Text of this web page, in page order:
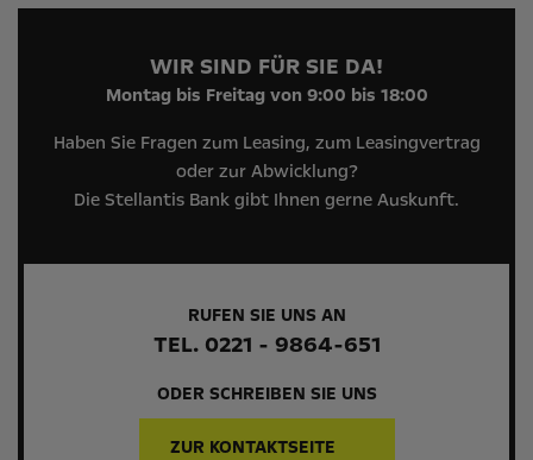
WIR SIND FÜR SIE DA!
Montag bis Freitag von 9:00 bis 18:00
Haben Sie Fragen zum Leasing, zum Leasingvertrag
oder zur Abwicklung?
Die Stellantis Bank gibt Ihnen gerne Auskunft.
RUFEN SIE UNS AN
TEL. 0221 - 9864-651
ODER SCHREIBEN SIE UNS
ZUR KONTAKTSEITE